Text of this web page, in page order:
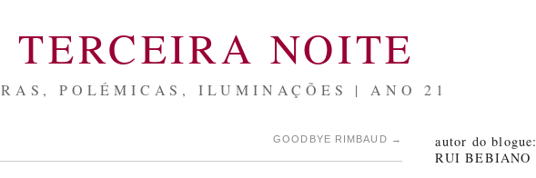
TERCEIRA NOITE
POLÉMICAS, ILUMINAÇÕES | ANO 21
GOODBYE RIMBAUD →
autor do blogue:
RUI BEBIANO